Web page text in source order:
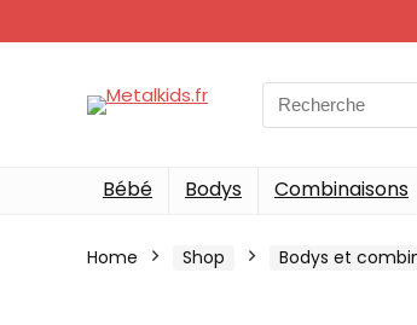
Search
for:
Bébé Bodys Combinaisons
Home Shop Bodys et